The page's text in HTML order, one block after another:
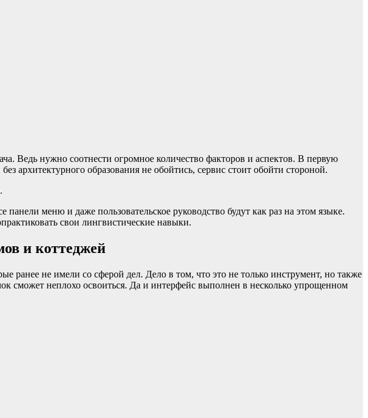
Ведь нужно соотнести огромное количество факторов и аспектов. В первую
архитектурного образования не обойтись, сервис стоит обойти стороной.
меню и даже пользовательское руководство будут как раз на этом языке.
свои лингвистические навыки.
и коттеджей
ранее не имели со сферой дел. Дело в том, что это не только инструмент, но также
сможет неплохо освоиться. Да и интерфейс выполнен в несколько упрощенном